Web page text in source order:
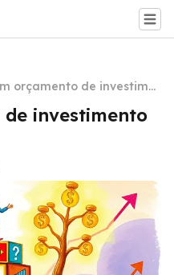
orçamento de investime
prova de falhas
investimento